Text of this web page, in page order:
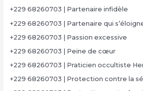
+229 68260703 | Partenaire infidèle
+229 68260703 | Partenaire qui
+229 68260703 | Passion excessive
+229 68260703 | Peine de cœur
+229 68260703 | Praticien occultiste
+229 68260703 | Protection contre la